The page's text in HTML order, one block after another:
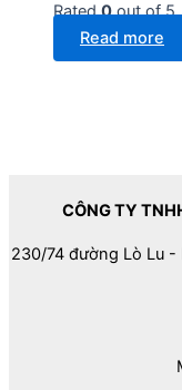
Rated0out of 5
Read more
CÔNG TY
230/74 đường Lò Lu